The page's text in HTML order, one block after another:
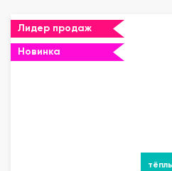
Лидер продаж
Новинка